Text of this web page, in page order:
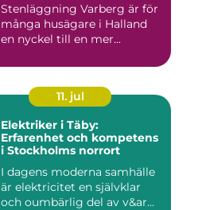
Stenläggning Varberg är för
många husägare i Halland
en nyckel till en mer...
11. jul
Elektriker i Täby:
Erfarenhet och kompetens
i Stockholms norrort
I dagens moderna samhälle
är elektricitet en självklar
och oumbärlig del av v&ar...